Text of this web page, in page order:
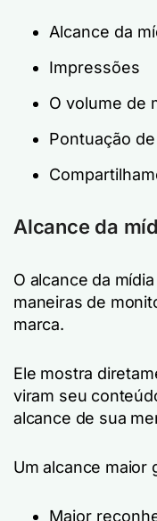
Alcance da
Impressões
O volume de
Pontuação
Alcance da
O alcance da
maneiras de
marca.
Ele mostra
viram seu
alcance de sua
Um alcance maior
Maior